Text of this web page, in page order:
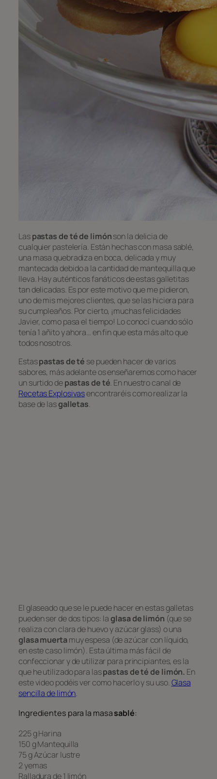
Laspastas de té de limónson la delicia de
cualquier pastelería. Están hechas con masa sablé,
una masa quebradiza en boca, delicada y muy
mantecada debido a la cantidad de mantequilla que
lleva. Hay auténticos fanáticos de estas galletitas
tan delicadas. Es por este motivo que me pidieron,
uno de mis mejores clientes, que se las hiciera para
su cumpleaños. Por cierto, ¡muchas felicidades
Javier, como pasa el tiempo! Lo conocí cuando sólo
tenía 1 añito y ahora… en fin que esta más alto que
todos nosotros.
Estaspastas de té se pueden hacer de varios
sabores, más adelante os enseñaremos como hacer
un surtido depastas de té. En nuestro canal de
Recetas Explosivasencontraréis como realizar la
base de lasgalletas.
El glaseado que se le puede hacer en estas galletas
pueden ser de dos tipos: laglasa de limón (que se
realiza con clara de huevo y azúcar glass) o una
glasa muertamuy espesa (de azúcar con líquido,
en este caso limón). Esta última más fácil de
confeccionar y de utilizar para principiantes, es la
que he utilizado para laspastas de té de limón. En
este video podéis ver como hacerlo y su uso.Glasa
sencilla de limón.
Ingredientes para la masasablé:
225 g Harina
150 g Mantequilla
75 g Azúcar lustre
2 yemas
Ralladura de 1 limón